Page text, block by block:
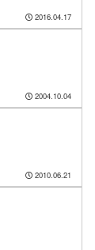
2016.04.17
2004.10.04
2010.06.21